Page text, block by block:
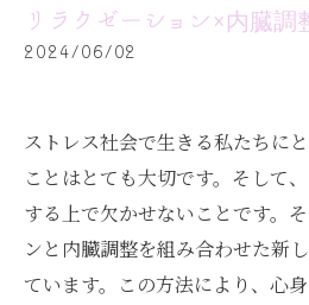
リラクゼーション×内臓調
2024/06/02
ストレス社会で生きる私たちに
ことはとても大切です。そして
する上で欠かせないことです。
ンと内臓調整を組み合わせた新
ています。この方法により、心